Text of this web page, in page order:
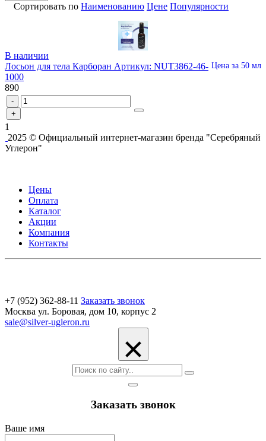
Сортировать по Наименованию Цене Популярности
В наличии
Лосьон для тела Карборан
Цена за 50 мл
Артикул: NUT3862-46-
1000
890
-
+
1
2025 © Официальный интернет-магазин бренда "Серебряный
Углерон"
Цены
Оплата
Каталог
Акции
Компания
Контакты
+7 (952) 362-88-11 Заказать звонок
Москва ул. Боровая, дом 10, корпус 2
sale@silver-ugleron.ru
×
Заказать звонок
Ваше имя